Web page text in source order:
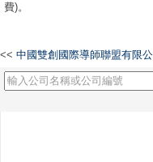
費)。
<< 中國雙創國際導師聯盟有限公